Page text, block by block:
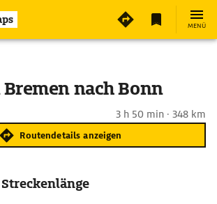
MENÜ
nach Bonn
3 h 50 min · 348 km
Routendetails anzeigen